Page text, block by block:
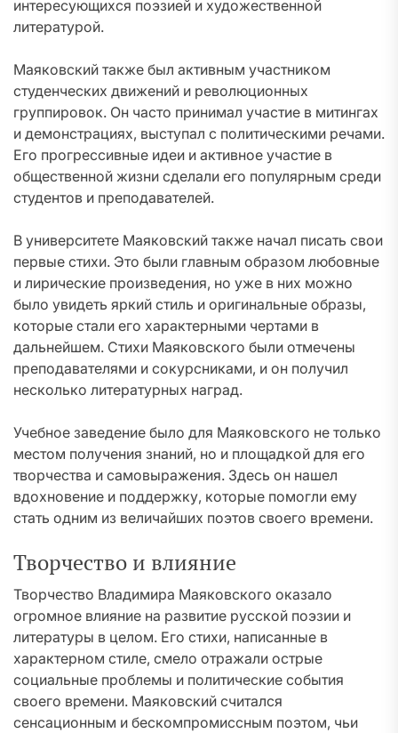
интересующихся поэзией и художественной
литературой.
Маяковский также был активным участником
студенческих движений и революционных
группировок. Он часто принимал участие в митингах
и демонстрациях, выступал с политическими речами.
Его прогрессивные идеи и активное участие в
общественной жизни сделали его популярным среди
студентов и преподавателей.
В университете Маяковский также начал писать свои
первые стихи. Это были главным образом любовные
и лирические произведения, но уже в них можно
было увидеть яркий стиль и оригинальные образы,
которые стали его характерными чертами в
дальнейшем. Стихи Маяковского были отмечены
преподавателями и сокурсниками, и он получил
несколько литературных наград.
Учебное заведение было для Маяковского не только
местом получения знаний, но и площадкой для его
творчества и самовыражения. Здесь он нашел
вдохновение и поддержку, которые помогли ему
стать одним из величайших поэтов своего времени.
Творчество и влияние
Творчество Владимира Маяковского оказало
огромное влияние на развитие русской поэзии и
литературы в целом. Его стихи, написанные в
характерном стиле, смело отражали острые
социальные проблемы и политические события
своего времени. Маяковский считался
сенсационным и бескомпромиссным поэтом, чьи